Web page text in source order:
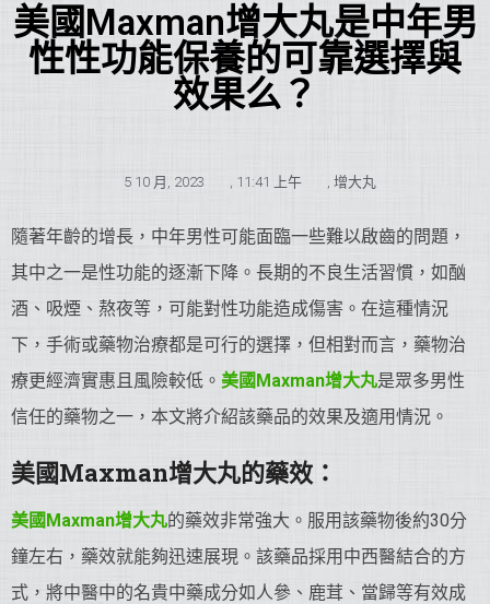
美國Maxman增大丸是中年男
性性功能保養的可靠選擇與
效果么？
5 10 月, 2023 , 11:41 上午 , 增大丸
隨著年齡的增長，中年男性可能面臨一些難以啟齒的問題，
其中之一是性功能的逐漸下降。長期的不良生活習慣，如酗
酒、吸煙、熬夜等，可能對性功能造成傷害。在這種情況
下，手術或藥物治療都是可行的選擇，但相對而言，藥物治
療更經濟實惠且風險較低。 美國Maxman增大丸是眾多男性
信任的藥物之一，本文將介紹該藥品的效果及適用情況。
美國Maxman增大丸的藥效：
美國Maxman增大丸的藥效非常強大。服用該藥物後約30分
鐘左右，藥效就能夠迅速展現。該藥品採用中西醫結合的方
式，將中醫中的名貴中藥成分如人參、鹿茸、當歸等有效成